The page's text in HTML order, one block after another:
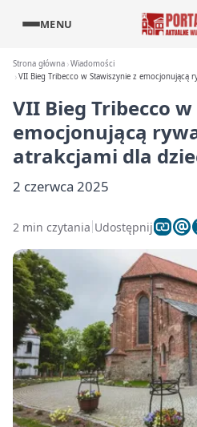
MENU
Strona główna Wiadomości
VII Bieg Tribecco w Stawiszynie z emocjonującą
VII Bieg Tribecco
emocjonującą
atrakcjami dla
2 czerwca 2025
2 min czytania Udostępnij